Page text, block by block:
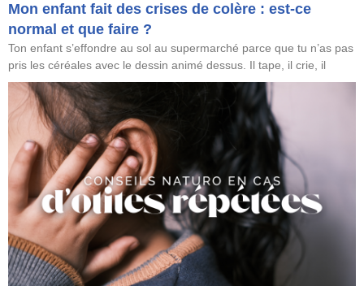
Mon enfant fait des crises de colère : est-ce
normal et que faire ?
Ton enfant s’effondre au sol au supermarché parce que tu n’as pas
pris les céréales avec le dessin animé dessus. Il tape, il crie, il